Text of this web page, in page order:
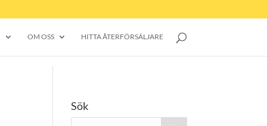
OM OSS HITTA ÅTERFÖRSÄLJARE
Sök